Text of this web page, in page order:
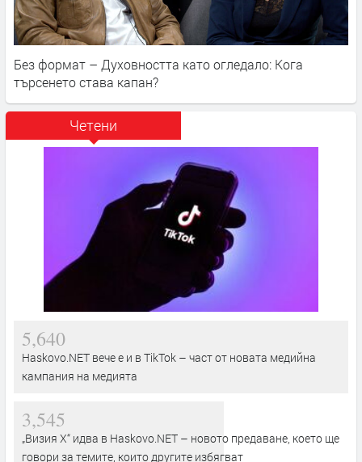
Без формат – Духовността като огледало: Кога
търсенето става капан?
Четени
5,640
Haskovo.NET вече е и в TikTok – част от новата медийна
кампания на медията
3,545
„Визия Х“ идва в Haskovo.NET – новото предаване, което ще
говори за темите, които другите избягват